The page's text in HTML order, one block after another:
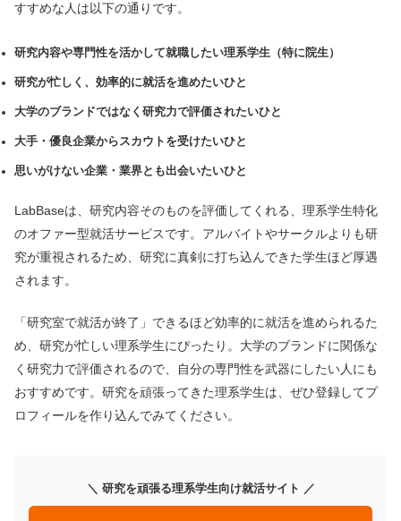
すすめな人は以下の通りです。
研究内容や専門性を活かして就職したい理系学生（特に院生）
研究が忙しく、効率的に就活を進めたいひと
大学のブランドではなく研究力で評価されたいひと
大手・優良企業からスカウトを受けたいひと
思いがけない企業・業界とも出会いたいひと
LabBaseは、研究内容そのものを評価してくれる、理系学生特化
のオファー型就活サービスです。 アルバイトやサークルよりも研
究が重視されるため、研究に真剣に打ち込んできた学生ほど厚遇
されます。
「研究室で就活が終了」できるほど効率的に就活を進められるた
め、研究が忙しい理系学生にぴったり。 大学のブランドに関係な
く研究力で評価されるので、自分の専門性を武器にしたい人にも
おすすめです。 研究を頑張ってきた理系学生は、ぜひ登録してプ
ロフィールを作り込んでみてください。
＼ 研究を頑張る理系学生向け就活サイト ／